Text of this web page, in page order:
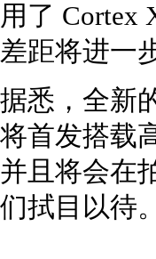
用了 Cortex
差距将进一
据悉，全新
将首发搭载
并且将会在
们拭目以待。